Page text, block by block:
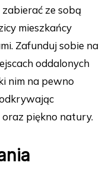
ze sobą
mieszkańcy
Zafunduj sobie na
oddalonych
nim na pewno
oraz piękno natury.